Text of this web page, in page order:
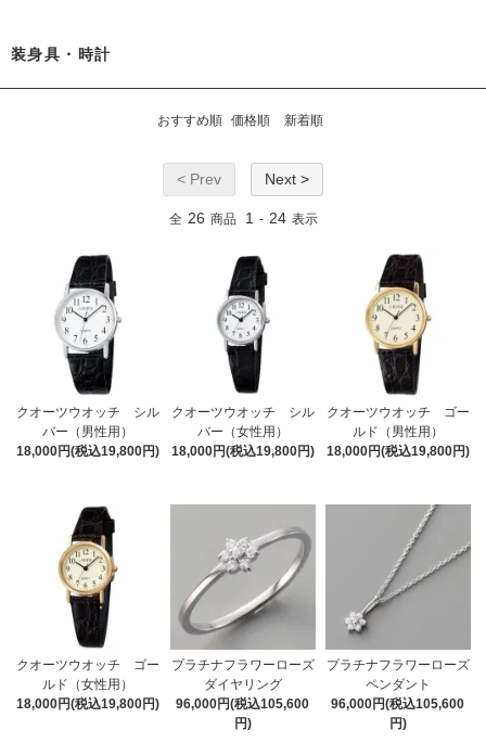
装身具・時計
おすすめ順 価格順 新着順
< Prev Next >
全 26 商品 1 - 24 表示
クオーツウオッチ シル
バー（男性用）
18,000円(税込19,800円)
クオーツウオッチ シル
バー（女性用）
18,000円(税込19,800円)
クオーツウオッチ ゴー
ルド（男性用）
18,000円(税込19,800円)
クオーツウオッチ ゴー
ルド（女性用）
18,000円(税込19,800円)
プラチナフラワーローズ
ダイヤリング
96,000円(税込105,600
円)
プラチナフラワーローズ
ペンダント
96,000円(税込105,600
円)